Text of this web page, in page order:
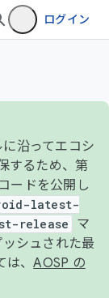
ログイン
沿ってエコシ
するため、第
ードを公開し
latest-
release
マ
シュされた最
は、AOSP の